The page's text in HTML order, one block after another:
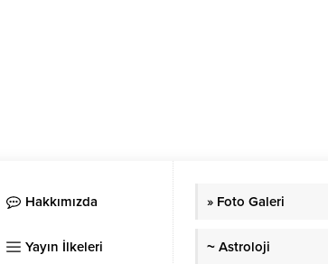
Hakkımızda
Yayın İlkeleri
» Foto Galeri
~ Astroloji